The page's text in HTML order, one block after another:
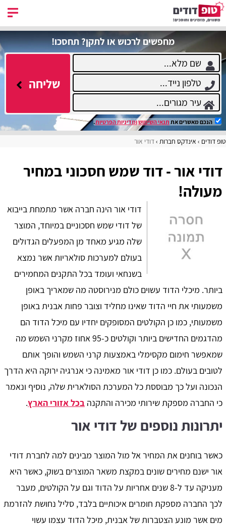
מחפשים לרכוש או לתקן? תחסכו!
שליחה
הנכם מאשרים את תנאי השימושומדיניות הפרטיות.
טופ דודים אינדקס חברות דודי אור
דודי אור - דוד שמש חסכוני במחיר
מעולה!
דודי אור הינה חברה אשר מתמחת בייבוא
של דודי שמש חסכוניים במיוחד, המוצר
שלה מגיע מאחד מן המפעלים הגדולים
בעולם למערכות סולאריות אשר נמצא
בשנחאי ועומד בכל התקנים המחמירים
ביותר. מיכלי הדוד עשוים כולם מנירוסטה מה שמאריך באופן
משמעותי את חיי הדוד שאינו מחליד וצובר פחות אבנית באופן
משמעותי, כמו כן הקולטים המסופקים יחדיו עם מיכל הדוד הם
מהדגמים החדישים ביותר וקולטים כ-95 אחוז מקרני השמש מה
שמאפשר חימום מקסימלי באמצעות קרני השמש והופך אותם
לטובים בעולם. כמו כן דודי אור מאמינה כי אנרגיה ירוקה היא הדרך
הנכונה ועל כך מבוססת כל המערכת הסולארית שלה, נוסיף ונאמר
כי החברה מספקת שירותי מכירה והתקנה בכל אזורי הארץ.
יתרונות נוספים של דודי אור
כאשר בוחנים את המחיר אל מול המוצר מבינים למה לחברת דודי
אור ישנם מחירים שונים במקצת משאר המוצרים בשוק, כאשר היא
מעניקה עד ל-8 שנים אחריות על הדוד וגם על הקולטים, מעבר
לכך החברה מספקת חומרים איכותיים בלבד, סליל נחושת להזרמת
מים אשר מונע הצטברות של אבנית, מיכל הדוד עצמו עשוי